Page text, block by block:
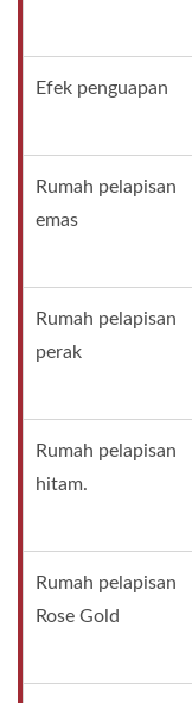
Efek penguapan
Rumah pelapisan
emas
Rumah pelapisan
perak
Rumah pelapisan
hitam.
Rumah pelapisan
Rose Gold